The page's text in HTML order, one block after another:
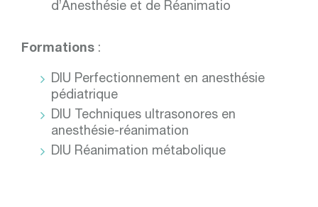
d’Anesthésie et de Réanimatio
Formations :
DIU Perfectionnement en anesthésie
pédiatrique
DIU Techniques ultrasonores en
anesthésie-réanimation
DIU Réanimation métabolique